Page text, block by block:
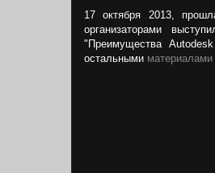
17 октября 2013,
организаторами
"Преимущества
остальными